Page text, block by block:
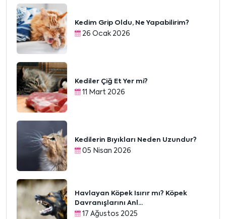
Kedim Grip Oldu, Ne Yapabilirim?
26 Ocak 2026
Kediler Çiğ Et Yer mi?
11 Mart 2026
Kedilerin Bıyıkları Neden Uzundur?
05 Nisan 2026
Havlayan Köpek Isırır mı? Köpek
Davranışlarını Anl...
17 Ağustos 2025